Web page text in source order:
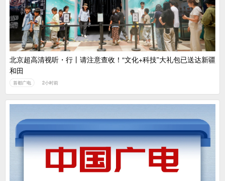
北京超高清视听・行丨请注意查收！“文化+科技”大礼包已送达新疆
和田
首都广电 2小时前